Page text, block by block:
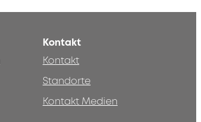
Kontakt
Kontakt
Standorte
Kontakt Medien